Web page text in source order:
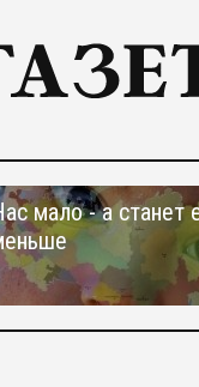
мало - а станет